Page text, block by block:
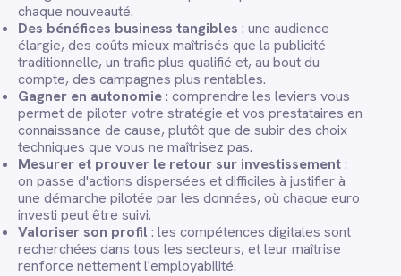
chaque nouveauté.
Des bénéfices business tangibles : une audience
élargie, des coûts mieux maîtrisés que la publicité
traditionnelle, un trafic plus qualifié et, au bout du
compte, des campagnes plus rentables.
Gagner en autonomie: comprendre les leviers vous
permet de piloter votre stratégie et vos prestataires en
connaissance de cause, plutôt que de subir des choix
techniques que vous ne maîtrisez pas.
Mesurer et prouver le retour sur investissement:
on passe d'actions dispersées et difficiles à justifier à
une démarche pilotée par les données, où chaque euro
investi peut être suivi.
Valoriser son profil : les compétences digitales sont
recherchées dans tous les secteurs, et leur maîtrise
renforce nettement l'employabilité.